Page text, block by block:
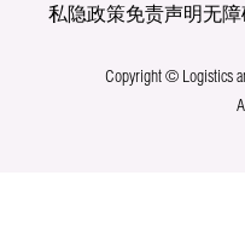
私隐政策免责声明无障
Copyright © Logistics